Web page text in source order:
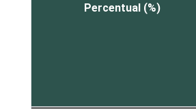
Percentual (%)